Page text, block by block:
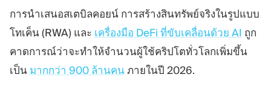
การนำเสนอสเตบิลคอยน์ การสร้างสินทรัพย์จริงในรูปแบบ
โทเค็น (RWA) และ เครื่องมือ DeFi ที่ขับเคลื่อนด้วย AI ถูก
คาดการณ์ว่าจะทำให้จำนวนผู้ใช้คริปโตทั่วโลกเพิ่มขึ้น
เป็น มากกว่า 900 ล้านคนภายในปี 2026.